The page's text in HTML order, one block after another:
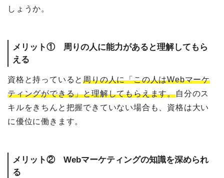
しょうか。
メリット① 周りの人に能力があると理解してもら
える
資格と持っていると周りの人に「この人はWebマーケ
ティングができる」と理解してもらえます。自分のス
キルをきちんと把握できていない場合も、資格は大い
に優位に働きます。
メリット② Webマーケティングの知識を深められ
る